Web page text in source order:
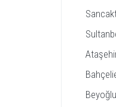
Beyoğlu